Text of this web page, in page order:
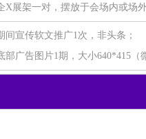
限公司
公司
公司
）有限公司
X展架一对，摆放于会场内或场
宣传软文推广1次，非头条；
广告图片1期，大小640*415（